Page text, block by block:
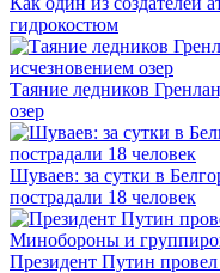
гидрокостюм
Таяние ледников
озер
Шуваев: за сутки в
пострадали 18 человек
Президент Путин провел